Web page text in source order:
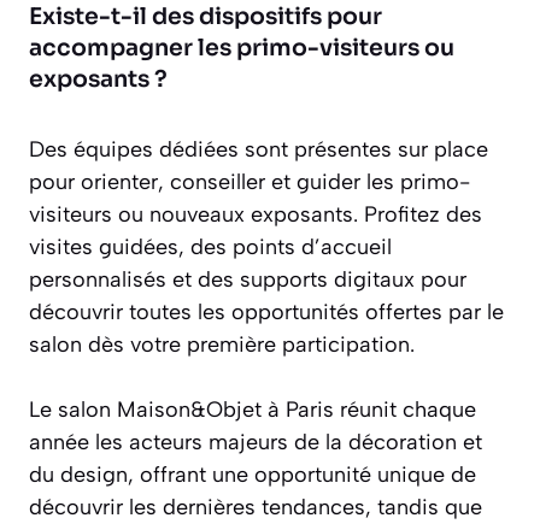
Existe-t-il des dispositifs pour
accompagner les primo-visiteurs ou
exposants ?
Des équipes dédiées sont présentes sur place
pour orienter, conseiller et guider les primo-
visiteurs ou nouveaux exposants. Profitez des
visites guidées, des points d’accueil
personnalisés et des supports digitaux pour
découvrir toutes les opportunités offertes par le
salon dès votre première participation.
Le salon Maison&Objet à Paris réunit chaque
année les acteurs majeurs de la décoration et
du design, offrant une opportunité unique de
découvrir les dernières tendances, tandis que